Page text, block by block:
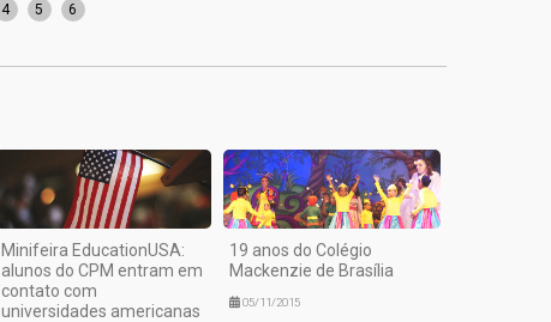
4 5 6
Minifeira EducationUSA:
alunos do CPM entram em
contato com
universidades americanas
19 anos do Colégio
Mackenzie de Brasília
05/11/2015